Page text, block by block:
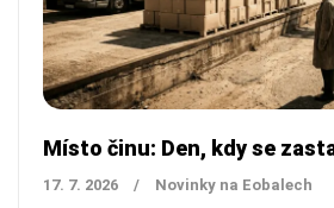
Místo činu: Den, kdy se
17. 7. 2026 / Novinky na Eobalech